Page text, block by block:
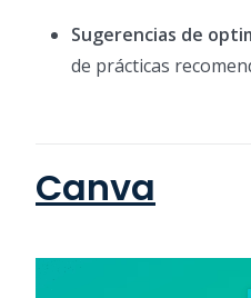
Sugerencias de
de prácticas
Canva